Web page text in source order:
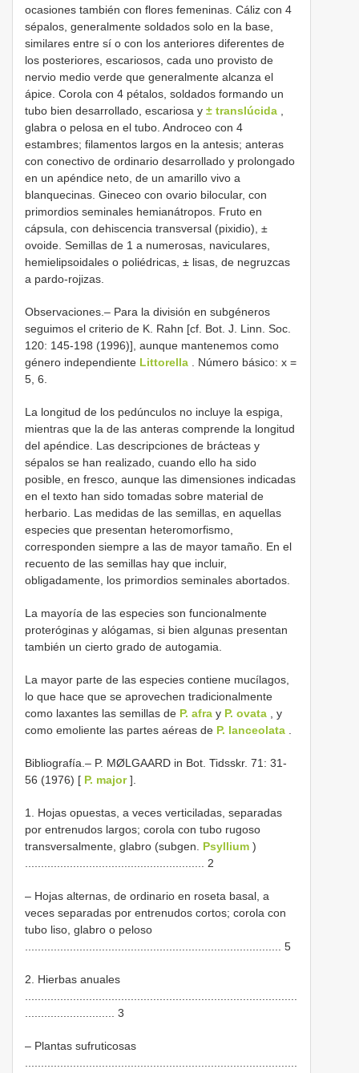
ocasiones también con flores femeninas. Cáliz con 4
sépalos, generalmente soldados solo en la base,
similares entre sí o con los anteriores diferentes de
los posteriores, escariosos, cada uno provisto de
nervio medio verde que generalmente alcanza el
ápice. Corola con 4 pétalos, soldados formando un
tubo bien desarrollado, escariosa y ± translúcida
glabra o pelosa en el tubo. Androceo con 4
estambres; filamentos largos en la antesis; anteras
con conectivo de ordinario desarrollado y prolongado
en un apéndice neto, de un amarillo vivo a
blanquecinas. Gineceo con ovario bilocular, con
primordios seminales hemianátropos. Fruto en
cápsula, con dehiscencia transversal (pixidio), ±
ovoide. Semillas de 1 a numerosas, naviculares,
hemielipsoidales o poliédricas, ± lisas, de negruzcas
a pardo-rojizas.
Observaciones.– Para la división en subgéneros
seguimos el criterio de K. Rahn [cf. Bot. J. Linn. Soc.
120: 145-198 (1996)], aunque mantenemos como
género independiente Littorella . Número básico: x =
5, 6.
La longitud de los pedúnculos no incluye la espiga,
mientras que la de las anteras comprende la longitud
del apéndice. Las descripciones de brácteas y
sépalos se han realizado, cuando ello ha sido
posible, en fresco, aunque las dimensiones indicadas
en el texto han sido tomadas sobre material de
herbario. Las medidas de las semillas, en aquellas
especies que presentan heteromorfismo,
corresponden siempre a las de mayor tamaño. En el
recuento de las semillas hay que incluir,
obligadamente, los primordios seminales abortados.
La mayoría de las especies son funcionalmente
proteróginas y alógamas, si bien algunas presentan
también un cierto grado de autogamia.
La mayor parte de las especies contiene mucílagos,
lo que hace que se aprovechen tradicionalmente
como laxantes las semillas de P. afra y P. ovata , y
como emoliente las partes aéreas de P. lanceolata
Bibliografía.– P. MØLGAARD in Bot. Tidsskr. 71: 31-
56 (1976) [ P. major].
1. Hojas opuestas, a veces verticiladas, separadas
por entrenudos largos; corola con tubo rugoso
transversalmente, glabro (subgen. Psyllium )
........................................................ 2
– Hojas alternas, de ordinario en roseta basal, a
veces separadas por entrenudos cortos; corola con
tubo liso, glabro o peloso
................................................................................ 5
2. Hierbas anuales
............................ 3
– Plantas sufruticosas